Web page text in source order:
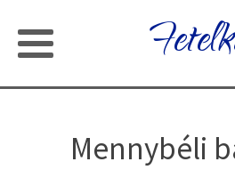
Mennybéli